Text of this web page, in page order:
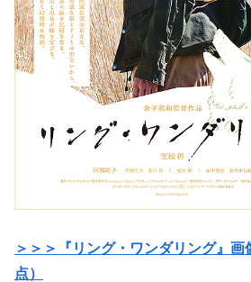
＞＞＞『リング・ワンダリング』
点）